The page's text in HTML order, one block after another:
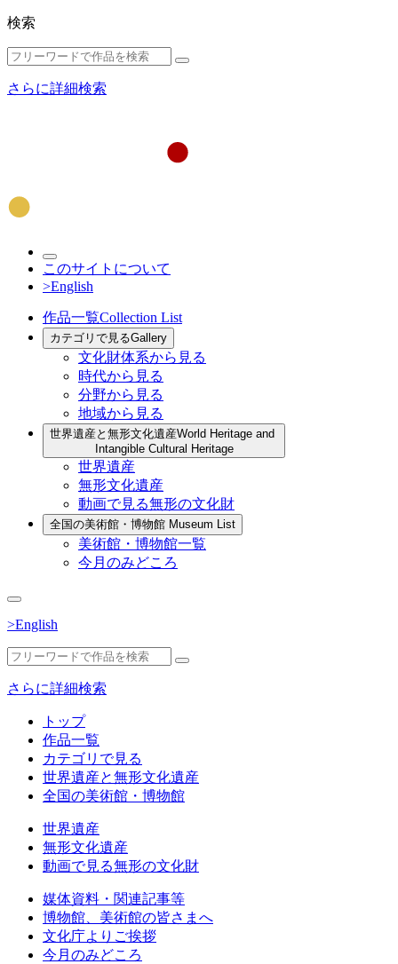
検索
さらに詳細検索
このサイトについて
>English
作品一覧Collection List
カテゴリで見るGallery
文化財体系から見る
時代から見る
分野から見る
地域から見る
世界遺産と無形文化遺産World Heritage and
Intangible Cultural Heritage
世界遺産
無形文化遺産
動画で見る無形の文化財
全国の美術館・博物館 Museum List
美術館・博物館一覧
今月のみどころ
>English
さらに詳細検索
トップ
作品一覧
カテゴリで見る
世界遺産と無形文化遺産
全国の美術館・博物館
世界遺産
無形文化遺産
動画で見る無形の文化財
媒体資料・関連記事等
博物館、美術館の皆さまへ
文化庁よりご挨拶
今月のみどころ